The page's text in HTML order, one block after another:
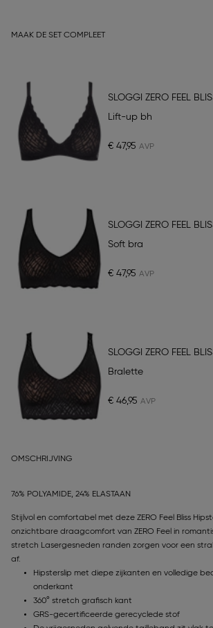
MAAK DE SET COMPLEET
SLOGGI ZERO FEEL
Lift-up bh
€ 47,95
SLOGGI ZERO FEEL
Soft bra
€ 47,95
SLOGGI ZERO FEEL
Bralette
€ 46,95
OMSCHRIJVING
76% POLYAMIDE, 24% ELASTAAN
Stijlvol en comfortabel met deze ZERO Feel Bliss
onzichtbare draagcomfort van ZERO Feel in
stretch Lasergesneden randen zorgen voor een
af.
Hipsterslip met diepe zijkanten en volledige
onderkant
360° stretch grafisch kant
GRS-gecertificeerde gerecyclede stof